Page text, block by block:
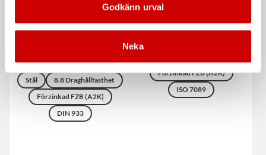
Godkänn urval
Neka
Sexkantsskruv M6S HG FZB
Helgängad
Stål
8.8 Draghållfasthet
Förzinkad FZB (A2K)
DIN 933
Bricka BRB FZB 200 HV
Förzinkad FZB (A2K)
ISO 7089